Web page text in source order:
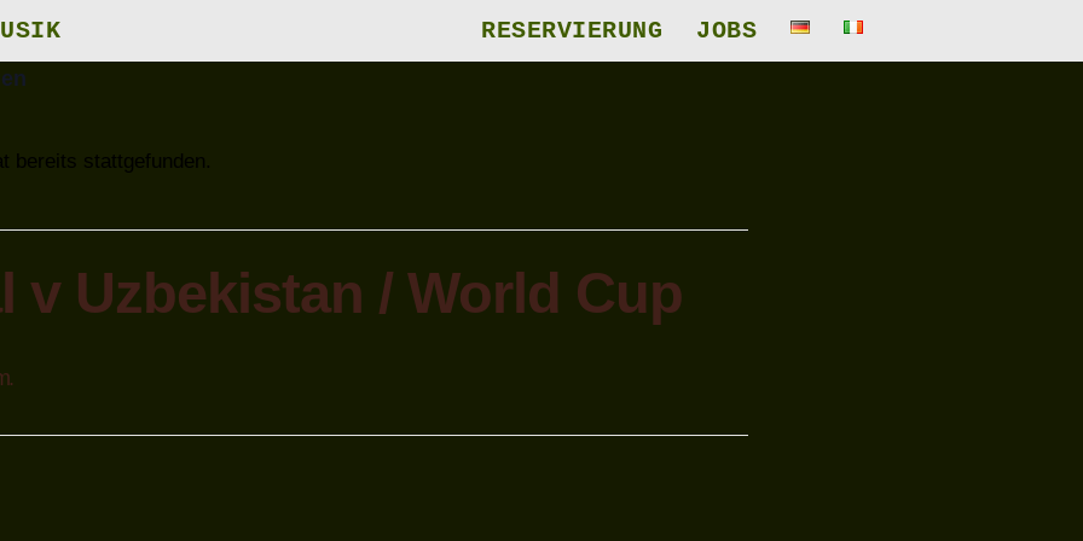
RESERVIERUNG JOBS
bereits stattgefunden.
v Uzbekistan / World Cup